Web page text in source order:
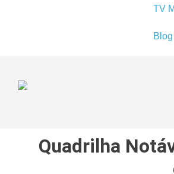
TV
Quadrilha